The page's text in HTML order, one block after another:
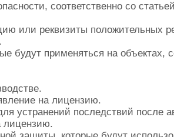
соответственно со
или реквизиты положительных
будут применяться на объектах,
на лицензию.
устранений последствий после
лицензию.